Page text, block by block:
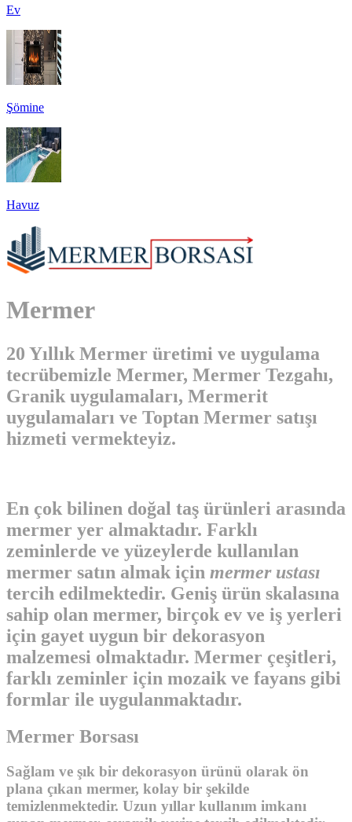
Ev
Şömine
Havuz
Mermer
20 Yıllık Mermer üretimi ve uygulama
tecrübemizle Mermer, Mermer Tezgahı,
Granik uygulamaları, Mermerit
uygulamaları ve Toptan Mermer satışı
hizmeti vermekteyiz.
En çok bilinen doğal taş ürünleri arasında
mermer yer almaktadır. Farklı
zeminlerde ve yüzeylerde kullanılan
mermer satın almak için mermer ustası
tercih edilmektedir. Geniş ürün skalasına
sahip olan mermer, birçok ev ve iş yerleri
için gayet uygun bir dekorasyon
malzemesi olmaktadır. Mermer çeşitleri,
farklı zeminler için mozaik ve fayans gibi
formlar ile uygulanmaktadır.
Mermer Borsası
Sağlam ve şık bir dekorasyon ürünü olarak ön
plana çıkan mermer, kolay bir şekilde
temizlenmektedir. Uzun yıllar kullanım imkanı